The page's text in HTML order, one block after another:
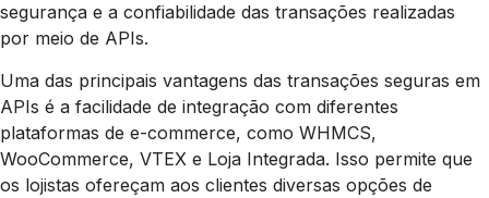
segurança e a confiabilidade das transações realizadas
por meio de APIs.
Uma das principais vantagens das transações seguras em
APIs é a facilidade de integração com diferentes
plataformas de e-commerce, como WHMCS,
WooCommerce, VTEX e Loja Integrada. Isso permite que
os lojistas ofereçam aos clientes diversas opções de